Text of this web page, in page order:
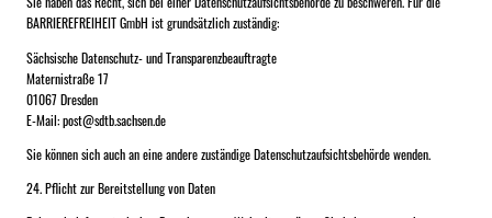
BARRIEREFREIHEIT GmbH ist grundsätzlich zuständig:
Sächsische Datenschutz- und Transparenzbeauftragte
Maternistraße 17
01067 Dresden
E-Mail: post@sdtb.sachsen.de
Sie können sich auch an eine andere zuständige Datenschutzaufsichtsbehörde wenden.
24. Pflicht zur Bereitstellung von Daten